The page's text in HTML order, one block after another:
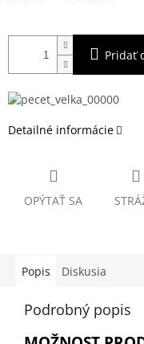
Pridať
Detailné informácie
OPÝTAŤ SA
Popis Diskusia
Podrobný popis